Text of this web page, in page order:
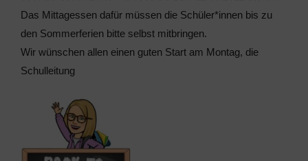
Das Mittagessen dafür müssen die Schüler*innen bis zu
den Sommerferien bitte selbst mitbringen.
Wir wünschen allen einen guten Start am Montag, die
Schulleitung